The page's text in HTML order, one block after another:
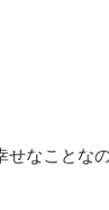
なことなの